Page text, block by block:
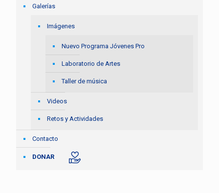
Galerías
Imágenes
Nuevo Programa Jóvenes Pro
Laboratorio de Artes
Taller de música
Videos
Retos y Actividades
Contacto
DONAR